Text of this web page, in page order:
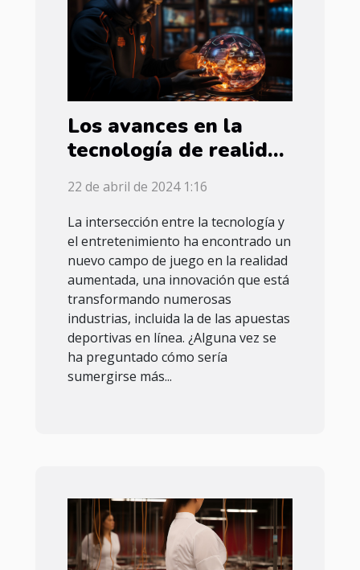
Los avances en la
tecnología de realidad
aumentada y su
impacto en las
apuestas deportivas
online
22 de abril de 2024 1:16
La intersección entre la tecnología y
el entretenimiento ha encontrado un
nuevo campo de juego en la realidad
aumentada, una innovación que está
transformando numerosas
industrias, incluida la de las apuestas
deportivas en línea. ¿Alguna vez se
ha preguntado cómo sería
sumergirse más...